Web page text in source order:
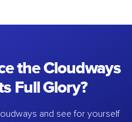
the Cloudways
Full Glory?
and see for yourself